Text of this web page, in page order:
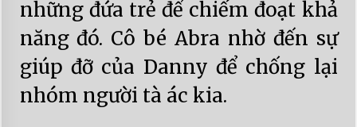
những đứa trẻ để chiếm đoạt khả
năng đó. Cô bé Abra nhờ đến sự
giúp đỡ của Danny để chống lại
nhóm người tà ác kia.